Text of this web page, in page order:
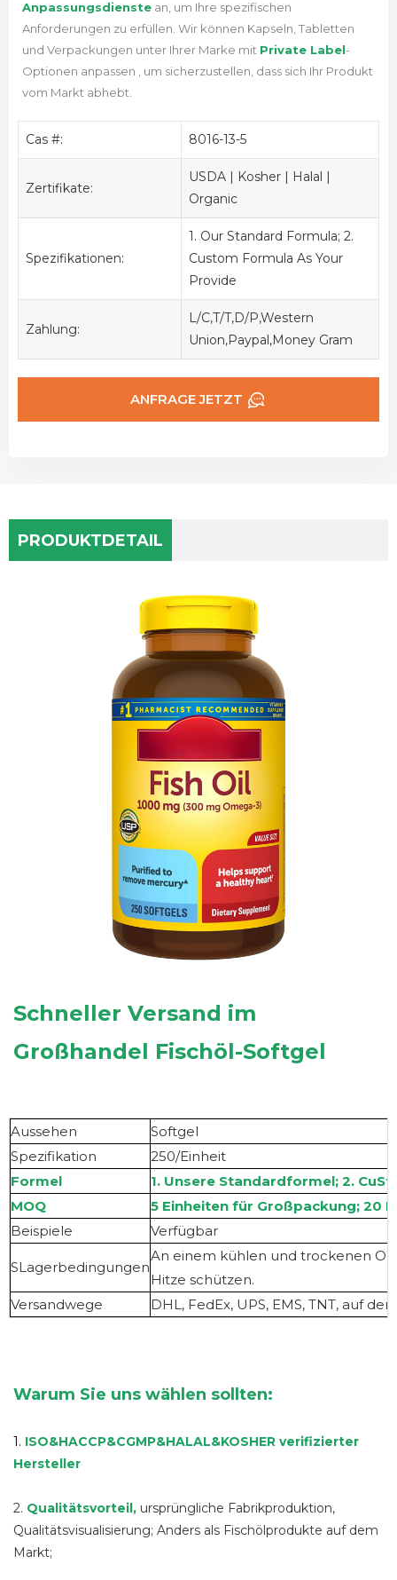
Anpassungsdienste an, um Ihre spezifischen
Anforderungen zu erfüllen. Wir können Kapseln, Tabletten
und Verpackungen unter Ihrer Marke mit Private Label-
Optionen anpassen , um sicherzustellen, dass sich Ihr Produkt
vom Markt abhebt.
Cas #: 8016-13-5
Zertifikate:
USDA | Kosher | Halal |
Organic
Spezifikationen:
1. Our Standard Formula; 2.
Custom Formula As Your
Provide
Zahlung:
L/C,T/T,D/P,Western
Union,Paypal,Money Gram
ANFRAGE JETZT
PRODUKTDETAIL
Schneller Versand im
Großhandel Fischöl-Softgel
Aussehen
Softgel
Spezifikation
250/Einheit
Formel
1. Unsere Standardformel; 2. Cu
MOQ
5 Einheiten für Großpackung; 20
Beispiele Verfügbar
SLagerbedingungen
An einem kühlen und trockenen
Hitze schützen.
Versandwege
DHL, FedEx, UPS, EMS, TNT, auf
Warum Sie uns wählen sollten:
1. ISO&HACCP&CGMP&HALAL&KOSHER verifizierter
Hersteller
2. Qualitätsvorteil, ursprüngliche Fabrikproduktion,
Qualitätsvisualisierung; Anders als Fischölprodukte auf dem
Markt;